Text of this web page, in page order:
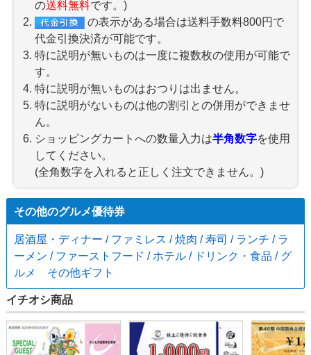
の送料無料です。)
の表示がある場合は送料手数料800円で
代金引換決済が可能です。
特に説明が無いものは一度に複数枚の使用が可能で
す。
特に説明が無いものはおつりは出ません。
特に説明がないものは他の割引との併用ができませ
ん。
ショッピングカートへの数量入力は半角数字を使用
してください。
(全角数字を入れると正しく注文できません。)
その他のグルメ優待券
居酒屋・ディナー / ファミレス / 焼肉 / 寿司 / ランチ / ラ
ーメン / ファーストフード / ホテル / ドリンク・食品 / グ
ルメ その他ギフト
イチオシ商品